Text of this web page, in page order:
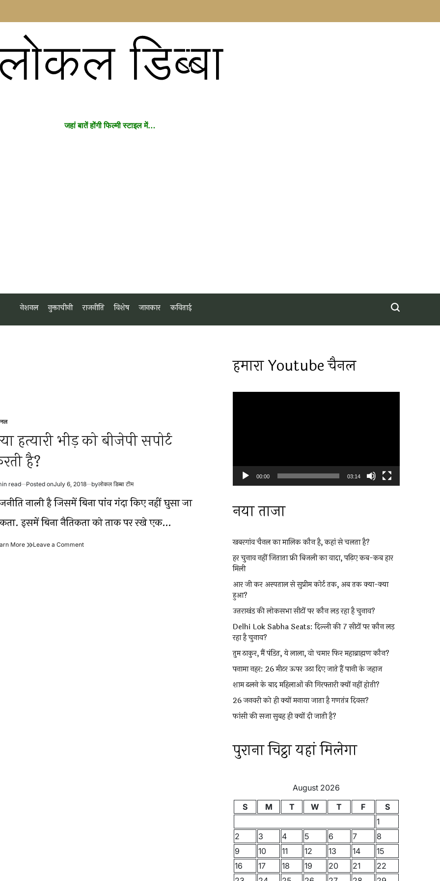
डिब्बा
जहां बातें होंगी फिल्मी स्टाइल में…
नेशनल नुक्ताचीनी राजनीति विशेष जानकार कविताई
हत्यारी भीड़ को बीजेपी सपोर्ट
है?
read Posted onJuly 6, 2018 byलोकल डिब्बा टीम
नाली है जिसमें बिना पांव गंदा किए नहीं घुसा जा
इसमें बिना नैतिकता को ताक पर रखे एक…
More क्याLeave a Commenton
हमारा Youtube चैनल
00:00 03:14
नया ताजा
खबरगांव चैनल का मालिक कौन है, कहां से चलता है?
हर चुनाव नहीं जिताता फ्री बिजली का वादा, पढ़िए कब-कब हार
मिली
आर जी कर अस्पताल से सुप्रीम कोर्ट तक, अब तक क्या-क्या
हुआ?
उत्तराखंड की लोकसभा सीटों पर कौन लड़ रहा है चुनाव?
Delhi Lok Sabha Seats: दिल्ली की 7 सीटों पर कौन लड़
रहा है चुनाव?
तुम ठाकुर, मैं पंडित, ये लाला, वो चमार फिर महाब्राह्मण कौन?
पनामा नहर: 26 मीटर ऊपर उठा दिए जाते हैं पानी के जहाज
शाम ढलने के बाद महिलाओं की गिरफ्तारी क्यों नहीं होती?
26 जनवरी को ही क्यों मनाया जाता है गणतंत्र दिवस?
फांसी की सजा सुबह ही क्यों दी जाती है?
पुराना चिट्ठा यहां मिलेगा
August 2026
S
M T W T F
S
1
2
3 4 5 6 7
8
9
10 11 12 13 14
15
16
17 18 19 20 21
22